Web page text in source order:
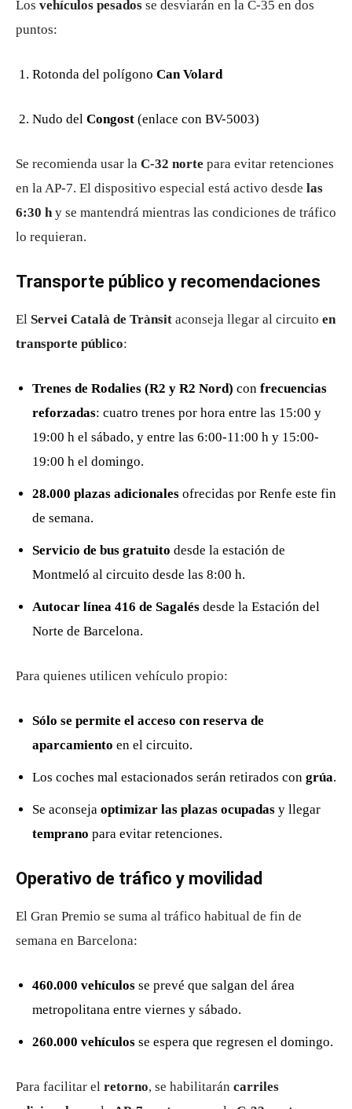
Los vehículos pesados se desviarán en la C-35 en dos
puntos:
Rotonda del polígono Can Volard
Nudo del Congost (enlace con BV-5003)
Se recomienda usar la C-32 norte para evitar retenciones
en la AP-7. El dispositivo especial está activo desde las
6:30 hy se mantendrá mientras las condiciones de tráfico
lo requieran.
Transporte público y recomendaciones
El Servei Català de Trànsit aconseja llegar al circuito en
transporte público:
Trenes de Rodalies (R2 y R2 Nord) con frecuencias
reforzadas: cuatro trenes por hora entre las 15:00 y
19:00 h el sábado, y entre las 6:00-11:00 h y 15:00-
19:00 h el domingo.
28.000 plazas adicionales ofrecidas por Renfe este fin
de semana.
Servicio de bus gratuito desde la estación de
Montmeló al circuito desde las 8:00 h.
Autocar línea 416 de Sagalés desde la Estación del
Norte de Barcelona.
Para quienes utilicen vehículo propio:
Sólo se permite el acceso con reserva de
aparcamiento en el circuito.
Los coches mal estacionados serán retirados con grúa.
Se aconseja optimizar las plazas ocupadas y llegar
temprano para evitar retenciones.
Operativo de tráfico y movilidad
El Gran Premio se suma al tráfico habitual de fin de
semana en Barcelona:
460.000 vehículos se prevé que salgan del área
metropolitana entre viernes y sábado.
260.000 vehículos se espera que regresen el domingo.
Para facilitar el retorno, se habilitarán carriles